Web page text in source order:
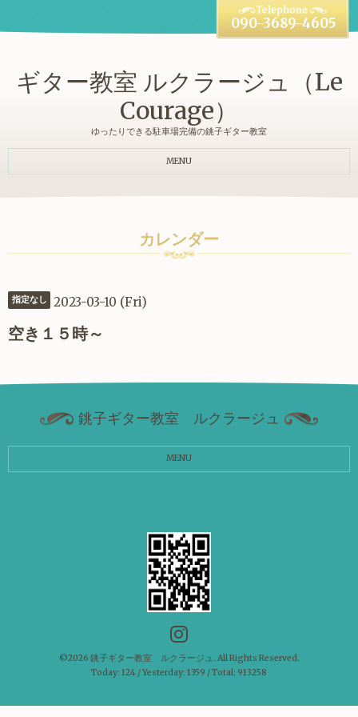
ギター教室 ルクラージュ（Le
Courage）
ゆったりできる駐車場完備の銚子ギター教室
090-3689-4605
MENU
カレンダー
指定なし 2023-03-10 (Fri)
空き１５時～
銚子ギター教室 ルクラージュ
MENU
©2026 銚子ギター教室 ルクラージュ . All Rights Reserved.
Today: 124 / Yesterday: 1359 / Total: 913258